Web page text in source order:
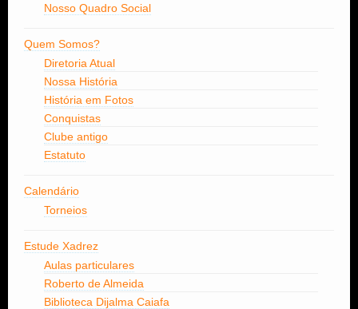
Nosso Quadro Social
Quem Somos?
Diretoria Atual
Nossa História
História em Fotos
Conquistas
Clube antigo
Estatuto
Calendário
Torneios
Estude Xadrez
Aulas particulares
Roberto de Almeida
Biblioteca Dijalma Caiafa